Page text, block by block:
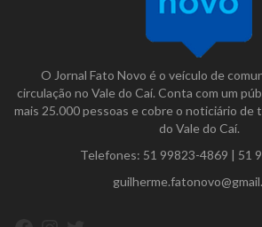
O Jornal Fato Novo é o veículo de
circulação no Vale do Caí. Conta com um
mais 25.000 pessoas e cobre o noticiário de
do Vale do Caí.
Telefones: 51 99823-4869 | 51